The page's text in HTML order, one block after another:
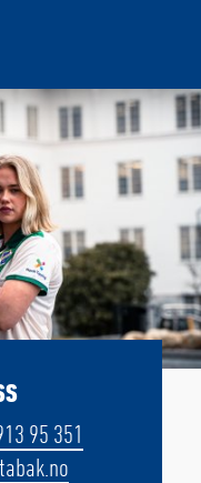
95 351